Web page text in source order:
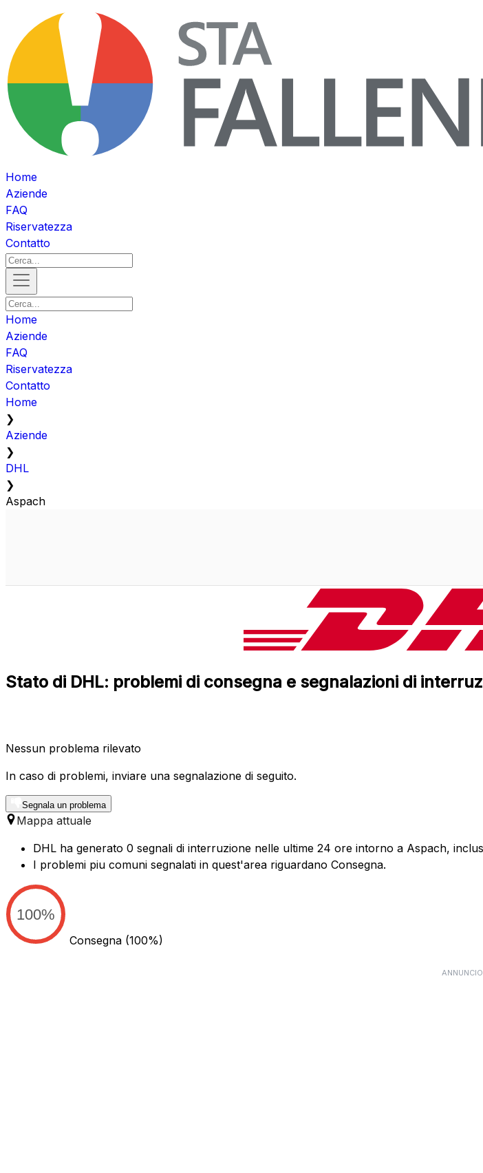
Home
Aziende
FAQ
Riservatezza
Contatto
Home
Aziende
FAQ
Riservatezza
Contatto
Home
❯
Aziende
❯
DHL
❯
Aspach
Stato di DHL: problemi di consegna e segnalazioni di
Nessun problema rilevato
In caso di problemi, inviare una segnalazione di seguito.
Segnala un problema
Mappa attuale
DHL ha generato 0 segnali di interruzione nelle ultime 24 ore intorno a Aspach,
I problemi piu comuni segnalati in quest'area riguardano Consegna.
100%
Consegna (100%)
ANNUNCIO